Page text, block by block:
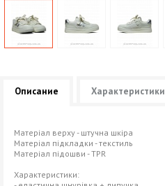
Описание Характеристики
Матеріал верху - штучна шкіра
Матеріал підкладки - текстиль
Матеріал підошви - TPR
Характеристики: